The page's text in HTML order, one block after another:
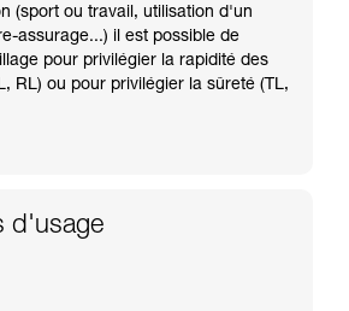
(sport ou travail, utilisation d'un
assurage...) il est possible de
pour privilégier la rapidité des
RL) ou pour privilégier la sûreté (TL,
d'usage